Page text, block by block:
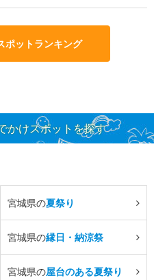
ポットランキング
かけスポットを探す
宮城県の夏祭り
宮城県の縁日・納涼祭
宮城県の屋台のある夏祭り